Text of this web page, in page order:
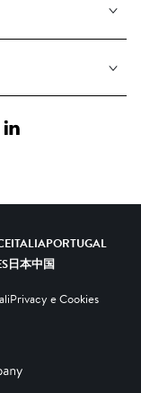
LinkedIn
ITALIAPORTUGAL
日本中国
Privacy e Cookies